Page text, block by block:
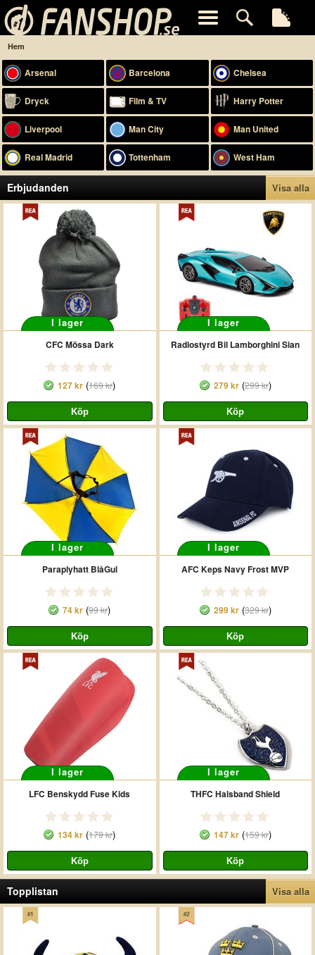
Hem
Arsenal Barcelona Chelsea
Dryck Film & TV Harry Potter
Liverpool Man City Man United
Real Madrid Tottenham West Ham
Erbjudanden Visa alla
I lager
CFC Mössa Dark
127 kr (169 kr)
I lager
Radiostyrd Bil Lamborghini Sian
279 kr(299 kr)
I lager
Paraplyhatt BlåGul
74 kr (99 kr)
I lager
AFC Keps Navy Frost MVP
299 kr(329 kr)
I lager
LFC Benskydd Fuse Kids
134 kr (179 kr)
I lager
THFC Halsband Shield
147 kr(159 kr)
Topplistan Visa alla